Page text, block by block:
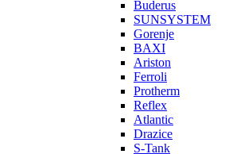
Buderus
SUNSYSTEM
Gorenje
BAXI
Ariston
Ferroli
Protherm
Reflex
Atlantic
Drazice
S-Tank